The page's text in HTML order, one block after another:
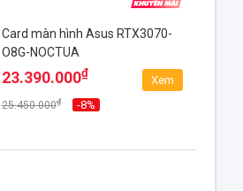
Card màn hình Asus RTX3070-
O8G-NOCTUA
23.390.000₫
25.450.000₫ -8%
Xem